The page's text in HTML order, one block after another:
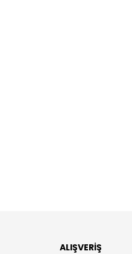
ALIŞVERİŞ